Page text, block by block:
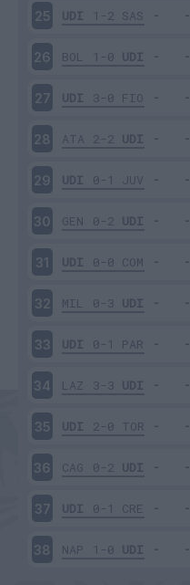
25 UDI 1-2 SAS
26 BOL 1-0 UDI
27 UDI 3-0 FIO
28 ATA 2-2 UDI
29 UDI 0-1 JUV
30 GEN 0-2 UDI
31 UDI 0-0 COM
32 MIL 0-3 UDI
33 UDI 0-1 PAR
34 LAZ 3-3 UDI
35 UDI 2-0 TOR
36 CAG 0-2 UDI
37 UDI 0-1 CRE
38 NAP 1-0 UDI